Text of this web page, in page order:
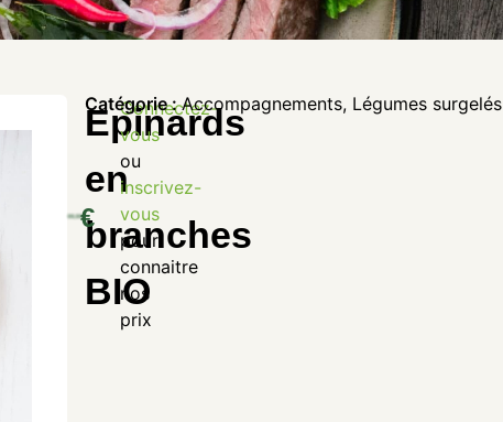
Epinards
en
branches
BIO
€
Connectez-
vous
ou
inscrivez-
vous
pour
connaitre
nos
prix
Catégorie :Accompagnements, Légumes surgelés